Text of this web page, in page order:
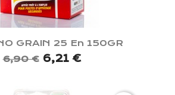
GRAIN 25 En 150GR
6,90 € 6,21 €